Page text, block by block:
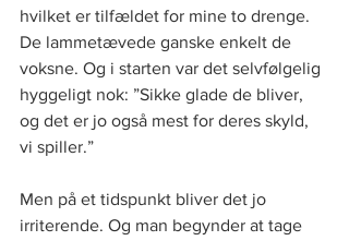
hvilket er tilfældet for mine to drenge.
De lammetævede ganske enkelt de
voksne. Og i starten var det selvfølgelig
hyggeligt nok: ”Sikke glade de bliver,
og det er jo også mest for deres skyld,
vi spiller.”
Men på et tidspunkt bliver det jo
irriterende. Og man begynder at tage